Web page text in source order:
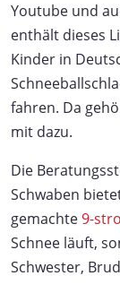
Youtube und
enthält dieses
Kinder in
fahren. Da
mit dazu.
Die
Schwaben
gemachte9-
Schnee läuft,
Schwester,